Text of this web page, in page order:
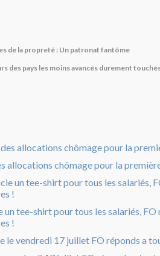
de la propreté : Un patronat fantôme
des pays les moins avancés durement
allocations chômage pour la
un tee-shirt pour tous les salariés, FO
!